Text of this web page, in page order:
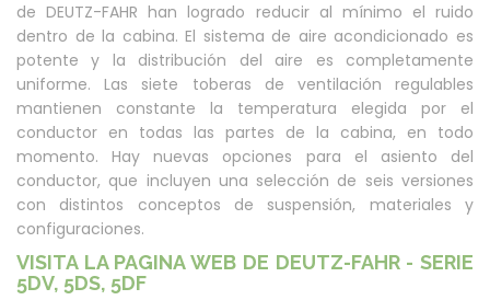
de DEUTZ-FAHR han logrado reducir al mínimo el ruido
dentro de la cabina. El sistema de aire acondicionado es
potente y la distribución del aire es completamente
uniforme. Las siete toberas de ventilación regulables
mantienen constante la temperatura elegida por el
conductor en todas las partes de la cabina, en todo
momento. Hay nuevas opciones para el asiento del
conductor, que incluyen una selección de seis versiones
con distintos conceptos de suspensión, materiales y
configuraciones.
VISITA LA PAGINA WEB DE DEUTZ-FAHR - SERIE
5DV, 5DS, 5DF